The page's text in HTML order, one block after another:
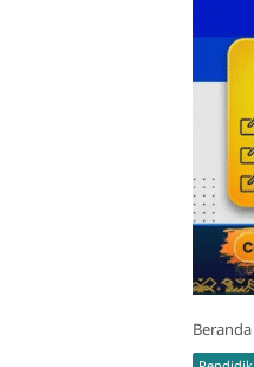
Beranda